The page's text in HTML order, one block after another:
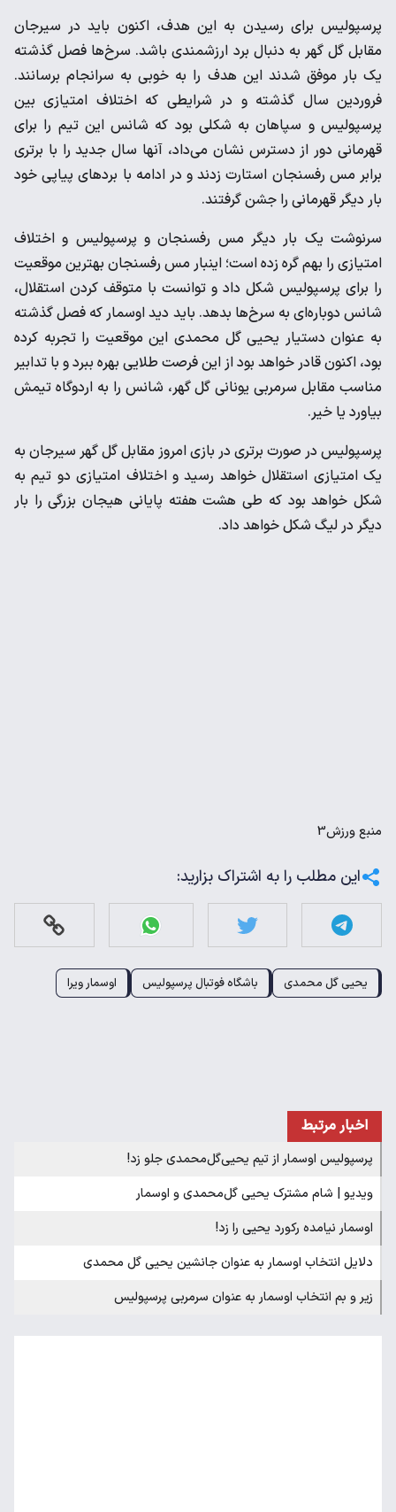
پرسپولیس برای رسیدن به این هدف، اکنون باید در سیرجان
مقابل گل گهر به دنبال برد ارزشمندی باشد. سرخ‌ها فصل گذشته
یک بار موفق شدند این هدف را به خوبی به سرانجام برسانند.
فروردین سال گذشته و در شرایطی که اختلاف امتیازی بین
پرسپولیس و سپاهان به شکلی بود که شانس این تیم را برای
قهرمانی دور از دسترس نشان می‌داد، آنها سال جدید را با برتری
برابر مس رفسنجان استارت زدند و در ادامه با بردهای پیاپی خود
بار دیگر قهرمانی را جشن گرفتند.
سرنوشت یک بار دیگر مس رفسنجان و پرسپولیس و اختلاف
امتیازی را بهم گره زده است؛ اینبار مس رفسنجان بهترین موقعیت
را برای پرسپولیس شکل داد و توانست با متوقف کردن استقلال،
شانس دوباره‌ای به سرخ‌ها بدهد. باید دید اوسمار که فصل گذشته
به عنوان دستیار یحیی گل محمدی این موقعیت را تجربه کرده
بود، اکنون قادر خواهد بود از این فرصت طلایی بهره ببرد و با تدابیر
مناسب مقابل سرمربی یونانی گل گهر، شانس را به اردوگاه تیمش
بیاورد یا خیر.
پرسپولیس در صورت برتری در بازی امروز مقابل گل گهر سیرجان به
یک امتیازی استقلال خواهد رسید و اختلاف امتیازی دو تیم به
شکل خواهد بود که طی هشت هفته پایانی هیجان بزرگی را بار
دیگر در لیگ شکل خواهد داد.
منبعورزش3
این مطلب را به اشتراک بزارید:
یحیی گل محمدی باشگاه فوتبال پرسپولیس اوسمار ویرا
اخبار مرتبط
پرسپولیس اوسمار از تیم یحیی‌گل‌محمدی جلو زد!
ویدیو | شام مشترک یحیی گل‌محمدی و اوسمار
اوسمار نیامده رکورد یحیی را زد!
دلایل انتخاب اوسمار به عنوان جانشین یحیی گل محمدی
زیر و بم انتخاب اوسمار به عنوان سرمربی پرسپولیس